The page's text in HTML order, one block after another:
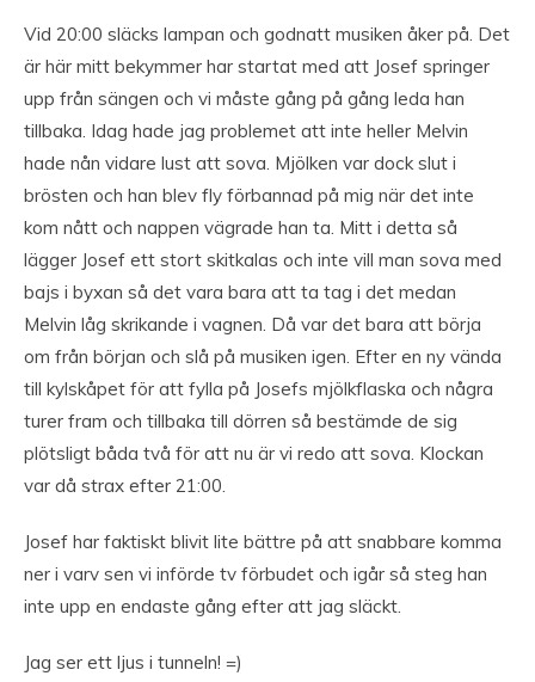
Vid 20:00 släcks lampan och godnatt musiken åker på. Det
är här mitt bekymmer har startat med att Josef springer
upp från sängen och vi måste gång på gång leda han
tillbaka. Idag hade jag problemet att inte heller Melvin
hade nån vidare lust att sova. Mjölken var dock slut i
brösten och han blev fly förbannad på mig när det inte
kom nått och nappen vägrade han ta. Mitt i detta så
lägger Josef ett stort skitkalas och inte vill man sova med
bajs i byxan så det vara bara att ta tag i det medan
Melvin låg skrikande i vagnen. Då var det bara att börja
om från början och slå på musiken igen. Efter en ny vända
till kylskåpet för att fylla på Josefs mjölkflaska och några
turer fram och tillbaka till dörren så bestämde de sig
plötsligt båda två för att nu är vi redo att sova. Klockan
var då strax efter 21:00.
Josef har faktiskt blivit lite bättre på att snabbare komma
ner i varv sen vi införde tv förbudet och igår så steg han
inte upp en endaste gång efter att jag släckt.
Jag ser ett ljus i tunneln! =)